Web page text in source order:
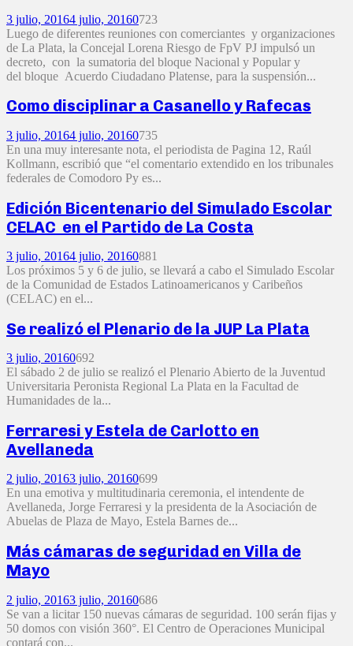
3 julio, 20164 julio, 20160723
Luego de diferentes reuniones con comerciantes y organizaciones
de La Plata, la Concejal Lorena Riesgo de FpV PJ impulsó un
decreto, con la sumatoria del bloque Nacional y Popular y
del bloque Acuerdo Ciudadano Platense, para la suspensión...
Como disciplinar a Casanello y Rafecas
3 julio, 20164 julio, 20160735
En una muy interesante nota, el periodista de Pagina 12, Raúl
Kollmann, escribió que “el comentario extendido en los tribunales
federales de Comodoro Py es...
Edición Bicentenario del Simulado Escolar
CELAC en el Partido de La Costa
3 julio, 20164 julio, 20160881
Los próximos 5 y 6 de julio, se llevará a cabo el Simulado Escolar
de la Comunidad de Estados Latinoamericanos y Caribeños
(CELAC) en el...
Se realizó el Plenario de la JUP La Plata
3 julio, 20160692
El sábado 2 de julio se realizó el Plenario Abierto de la Juventud
Universitaria Peronista Regional La Plata en la Facultad de
Humanidades de la...
Ferraresi y Estela de Carlotto en
Avellaneda
2 julio, 20163 julio, 20160699
En una emotiva y multitudinaria ceremonia, el intendente de
Avellaneda, Jorge Ferraresi y la presidenta de la Asociación de
Abuelas de Plaza de Mayo, Estela Barnes de...
Más cámaras de seguridad en Villa de
Mayo
2 julio, 20163 julio, 20160686
Se van a licitar 150 nuevas cámaras de seguridad. 100 serán fijas y
50 domos con visión 360°. El Centro de Operaciones Municipal
contará con...